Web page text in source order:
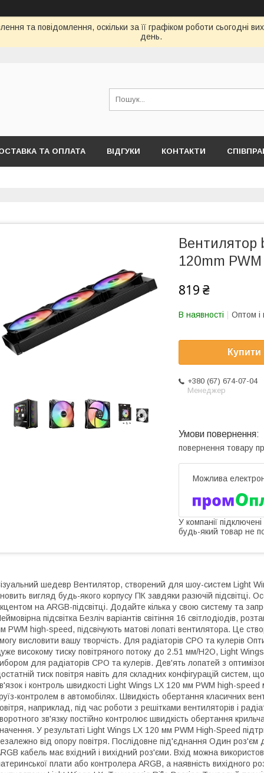
та повідомлення, оскільки за її графіком роботи сьогодні
день.
ТА ОПЛАТА ВІДГУКИ КОНТАКТИ
Вентилятор
120mm
819 ₴
В наявності Оптом і
Купити
+380 (67) 674-07-04
Менеджер
повернення товару
У компанії
будь-який товар не
шедевр Вентилятор, створений для шоу-систем Light
вигляд будь-якого корпусу ПК завдяки разючій підсвітці.
на ARGB-підсвітці. Додайте кілька у свою систему та
підсвітка Безліч варіантів світіння 16 світлодіодів,
PWM high-speed, підсвічують матові лопаті вентилятора. Це
висловити вашу творчість. Для радіаторів СРО та кулерів
високому тиску повітряного потоку до 2.51 мм/H2O, Light
для радіаторів СРО та кулерів. Дев'ять лопатей з
тиск повітря навіть для складних конфігурацій систем,
і контроль швидкості Light Wings LX 120 мм PWM high-speed
контролем в автомобілях. Швидкість обертання класичних
наприклад, під час роботи з решітками вентиляторів і
зв'язку постійно контролює швидкість обертання
У результаті Light Wings LX 120 мм PWM High-Speed
від опору повітря. Послідовне під'єднання Один роз'єм
кабель має вхідний і вихідний роз'єми. Вхід можна
плати або контролера ARGB, а наявність вихідного